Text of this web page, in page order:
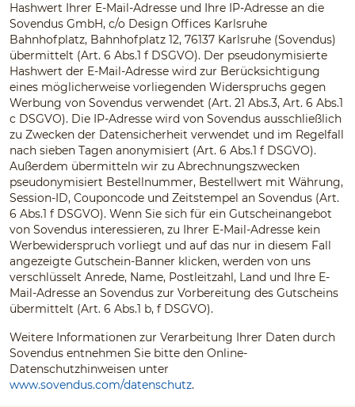
Hashwert Ihrer E-Mail-Adresse und Ihre IP-Adresse an die
Sovendus GmbH, c/o Design Offices Karlsruhe
Bahnhofplatz, Bahnhofplatz 12, 76137 Karlsruhe (Sovendus)
übermittelt (Art. 6 Abs.1 f DSGVO). Der pseudonymisierte
Hashwert der E-Mail-Adresse wird zur Berücksichtigung
eines möglicherweise vorliegenden Widerspruchs gegen
Werbung von Sovendus verwendet (Art. 21 Abs.3, Art. 6 Abs.1
c DSGVO). Die IP-Adresse wird von Sovendus ausschließlich
zu Zwecken der Datensicherheit verwendet und im Regelfall
nach sieben Tagen anonymisiert (Art. 6 Abs.1 f DSGVO).
Außerdem übermitteln wir zu Abrechnungszwecken
pseudonymisiert Bestellnummer, Bestellwert mit Währung,
Session-ID, Couponcode und Zeitstempel an Sovendus (Art.
6 Abs.1 f DSGVO). Wenn Sie sich für ein Gutscheinangebot
von Sovendus interessieren, zu Ihrer E-Mail-Adresse kein
Werbewiderspruch vorliegt und auf das nur in diesem Fall
angezeigte Gutschein-Banner klicken, werden von uns
verschlüsselt Anrede, Name, Postleitzahl, Land und Ihre E-
Mail-Adresse an Sovendus zur Vorbereitung des Gutscheins
übermittelt (Art. 6 Abs.1 b, f DSGVO).
Weitere Informationen zur Verarbeitung Ihrer Daten durch
Sovendus entnehmen Sie bitte den Online-
Datenschutzhinweisen unter
www.sovendus.com/datenschutz.